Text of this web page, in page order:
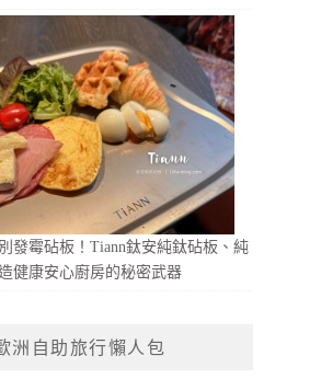
發霉砧板！Tiann鈦安純鈦砧板、純
健康安心廚房的秘密武器
洲自助旅行懶人包